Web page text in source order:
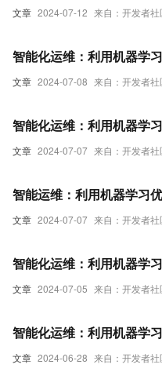
文章 2024-07-12 来自：开发者社
文章 2024-07-08 来自：开发者社
智能化运维：利用机器学
文章 2024-07-07 来自：开发者社
智能化运维：利用机器学
文章 2024-07-07 来自：开发者社
智能运维：利用机器学习
文章 2024-07-05 来自：开发者社
智能化运维：利用机器学
文章 2024-06-28 来自：开发者社
智能化运维：利用机器学